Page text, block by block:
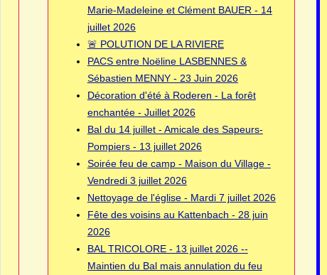
Marie-Madeleine et Clément BAUER - 14
juillet 2026
🚨 POLUTION DE LA RIVIERE
PACS entre Noëline LASBENNES &
Sébastien MENNY - 23 Juin 2026
Décoration d'été à Roderen - La forêt
enchantée - Juillet 2026
Bal du 14 juillet - Amicale des Sapeurs-
Pompiers - 13 juillet 2026
Soirée feu de camp - Maison du Village -
Vendredi 3 juillet 2026
Nettoyage de l'église - Mardi 7 juillet 2026
Fête des voisins au Kattenbach - 28 juin
2026
BAL TRICOLORE - 13 juillet 2026 --
Maintien du Bal mais annulation du feu